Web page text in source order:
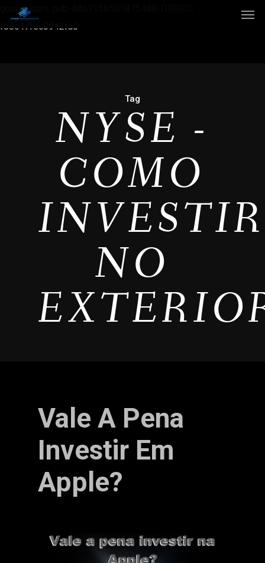
google.com, pub-4867156501875488, DIRECT,
f08c47fec0942fa0
Tag
NYSE -
COMO
INVESTIR
NO
Vale A Pena
Investir Em
Apple?